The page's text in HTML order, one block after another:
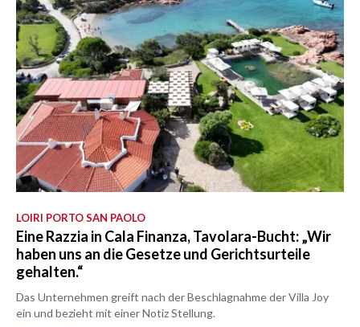
LOIRI PORTO SAN PAOLO
Eine Razzia in Cala Finanza, Tavolara-Bucht: „Wir
haben uns an die Gesetze und Gerichtsurteile
gehalten.“
Das Unternehmen greift nach der Beschlagnahme der Villa Joy
ein und bezieht mit einer Notiz Stellung.